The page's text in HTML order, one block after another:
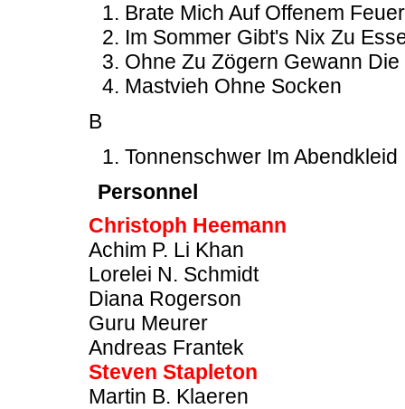
Brate Mich Auf Offenem Feuer
Im Sommer Gibt's Nix Zu
Ohne Zu Zögern Gewann
Mastvieh Ohne Socken
B
Tonnenschwer Im Abendkleid
Personnel
Christoph Heemann
Achim P. Li Khan
Lorelei N. Schmidt
Diana Rogerson
Guru Meurer
Andreas Frantek
Steven Stapleton
Martin B. Klaeren